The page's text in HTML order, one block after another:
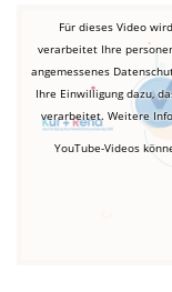
Für dieses Video
verarbeitet Ihre
angemessenes
Ihre Einwilligung dazu,
verarbeitet. Weitere
YouTube-Videos